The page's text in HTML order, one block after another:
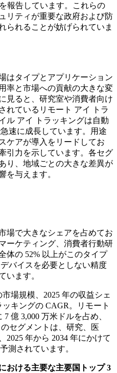
報告しています。これらの
リティが重要な政府および防
られることが妨げられていま
はタイプとアプリケーション
率と市場への貢献の大きな変
見ると、研究室や消費者向け
れているリモート アイ トラ
ル アイ トラッキングは自動
速に成長しています。用途
ケアが導入をリードしてお
引力を示しています。各セグ
り、地域ごとの大きな差異が
を与えます。
場で大きなシェアを占めてお
ーケティング、消費者行動研
体の 52% 以上がこのタイプ
バイスを必要としない精度
います。
場規模、2025 年の収益シェ
キングの CAGR。リモート
億 3,000 万米ドルを占め、
セグメントは、研究、医
2025 年から 2034 年にかけて
測されています。
おける主要な主要国トップ 3